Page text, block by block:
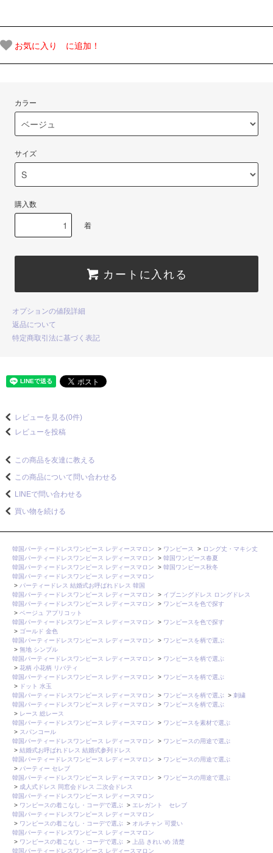
お気に入り に追加！
カラー
サイズ
購入数
着
カートに入れる
オプションの値段詳細
返品について
特定商取引法に基づく表記
レビューを見る(0件)
レビューを投稿
この商品を友達に教える
この商品について問い合わせる
LINEで問い合わせる
買い物を続ける
韓国パーティードレスワンピース レディースマロン > ワンピース > ロング丈・マキシ丈
韓国パーティードレスワンピース レディースマロン
> 韓国ワンピース春夏
韓国パーティードレスワンピース レディースマロン
> 韓国ワンピース秋冬
韓国パーティードレスワンピース レディースマロン
> パーティードレス 結婚式お呼ばれドレス 韓国
韓国パーティードレスワンピース レディースマロン
> イブニングドレス ロングドレス
韓国パーティードレスワンピース レディースマロン
> ワンピースを色で探す
> ベージュ アプリコット
韓国パーティードレスワンピース レディースマロン
> ワンピースを色で探す
> ゴールド 金色
韓国パーティードレスワンピース レディースマロン
> ワンピースを柄で選ぶ
> 無地 シンプル
韓国パーティードレスワンピース レディースマロン
> ワンピースを柄で選ぶ
> 花柄 小花柄 リバティ
韓国パーティードレスワンピース レディースマロン
> ワンピースを柄で選ぶ
>
ドット 水玉
韓国パーティードレスワンピース レディースマロン
> ワンピースを柄で選ぶ > 刺繍
韓国パーティードレスワンピース レディースマロン
> ワンピースを柄で選ぶ
> レース 総レース
韓国パーティードレスワンピース レディースマロン
> ワンピースを素材で選ぶ
> スパンコール
韓国パーティードレスワンピース レディースマロン
> ワンピースの用途で選ぶ
> 結婚式お呼ばれドレス 結婚式参列ドレス
韓国パーティードレスワンピース レディースマロン
> ワンピースの用途で選ぶ
> パーティー セレブ
韓国パーティードレスワンピース レディースマロン
> ワンピースの用途で選ぶ
> 成人式ドレス 同窓会ドレス 二次会ドレス
韓国パーティードレスワンピース レディースマロン
> ワンピースの着こなし・コーデで選ぶ > エレガント セレブ
韓国パーティードレスワンピース レディースマロン
> ワンピースの着こなし・コーデで選ぶ > オルチャン 可愛い
韓国パーティードレスワンピース レディースマロン
> ワンピースの着こなし・コーデで選ぶ >
上品 きれいめ 清楚
韓国パーティードレスワンピース レディースマロン